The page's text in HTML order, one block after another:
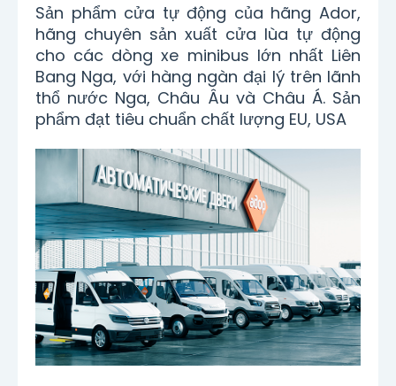
Sản phẩm cửa tự động của hãng Ador,
hãng chuyên sản xuất cửa lùa tự động
cho các dòng xe minibus lớn nhất Liên
Bang Nga, với hàng ngàn đại lý trên lãnh
thổ nước Nga, Châu Âu và Châu Á. Sản
phẩm đạt tiêu chuẩn chất lượng EU, USA